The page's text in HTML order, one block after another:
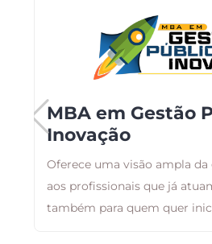
MBA em Gestão
Inovação
Oferece uma visão ampla
aos profissionais que já
também para quem quer